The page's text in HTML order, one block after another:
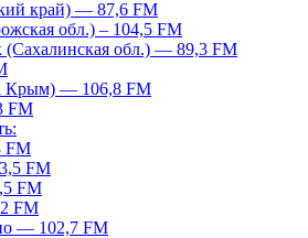
край) — 87,6 FM
обл.) – 104,5 FM
обл.) — 89,3 FM
Крым) — 106,8 FM
FM
FM
FM
FM
FM
— 102,7 FM